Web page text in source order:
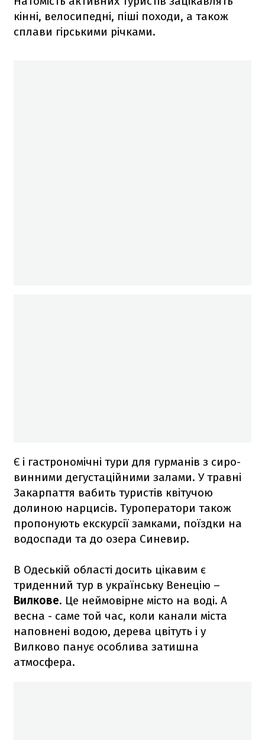
кінні, велосипедні, піші походи, а також
сплави гірськими річками.
Є і гастрономічні тури для гурманів з сиро-
винними дегустаційними залами. У травні
Закарпаття вабить туристів квітучою
долиною нарцисів. Туроператори також
пропонують екскурсії замками, поїздки на
водоспади та до озера Синевир.
В Одеській області досить цікавим є
триденний тур в українську Венецію –
Вилкове. Це неймовірне місто на воді. А
весна - саме той час, коли канали міста
наповнені водою, дерева цвітуть і у
Вилково панує особлива затишна
атмосфера.